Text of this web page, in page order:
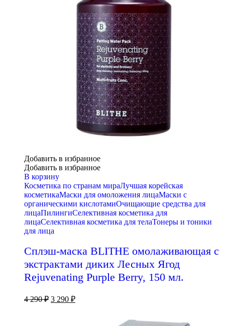
Добавить в избранное
Добавить в избранное
В корзину
Косметика по странам мираЛучшая корейская
косметикаМаски для омоложения лицаМаски с
органическими кислотамиОчищающие средства для
лицаПилингиСелективная косметика для
лицаСелективная косметика для телаТонеры и тоники
для лица
Сплэш-маска BLITHE омолаживающая с
экстрактами диких Лесных Ягод
Rejuvenating Purple Berry, 150 мл.
4 290₽ 3 290 ₽